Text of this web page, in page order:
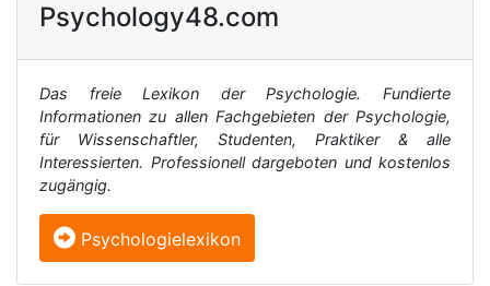
Psychology48.com
Das freie Lexikon der Psychologie. Fundierte
Informationen zu allen Fachgebieten der Psychologie,
für Wissenschaftler, Studenten, Praktiker & alle
Interessierten. Professionell dargeboten und kostenlos
zugängig.
Psychologielexikon